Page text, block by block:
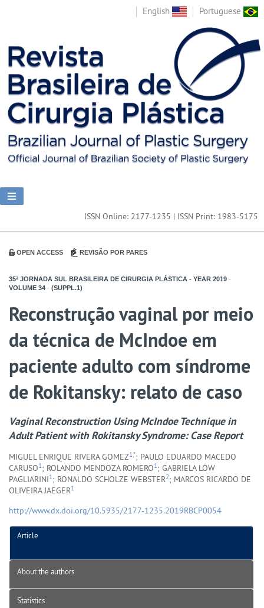
English Portuguese
ISSN Online: 2177-1235 | ISSN Print: 1983-5175
OPEN ACCESS REVISÃO POR PARES
35ª JORNADA SUL BRASILEIRA DE CIRURGIA PLÁSTICA - YEAR 2019 -
VOLUME 34 - (SUPPL.1)
Reconstrução vaginal por meio
da técnica de McIndoe em
paciente adulto com síndrome
de Rokitansky: relato de caso
Vaginal Reconstruction Using McIndoe Technique in
Adult Patient with Rokitansky Syndrome: Case Report
MIGUEL ENRIQUE RIVERA GOMEZ1,*; PAULO EDUARDO MACEDO
CARUSO1; ROLANDO MENDOZA ROMERO1; GABRIELA LÖW
PAGLIARINI1; RONALDO SCHOLZE WEBSTER2; MARCOS RICARDO DE
OLIVEIRA JAEGER1
http://www.dx.doi.org/10.5935/2177-1235.2019RBCP0054
Article
About the authors
Statistics